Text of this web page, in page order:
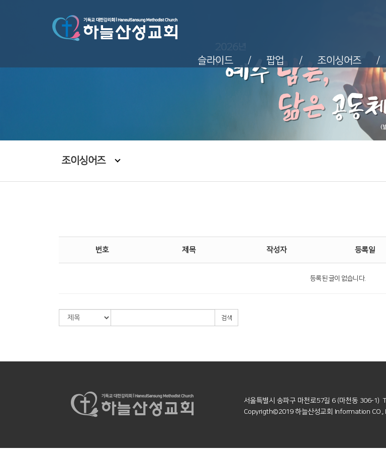
슬라이드 / 팝업 / 조이싱어즈 /
조이싱어즈
번호 제목 작성자 등록일
등록된 글이 없습니다.
검색
서울특별시 송파구 마천로57길 6 (마천동 306-1)
Copyrigth©2019 하늘산성교회 Information CO.,